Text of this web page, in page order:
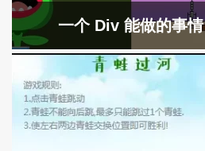
一个 Div 能做的事情